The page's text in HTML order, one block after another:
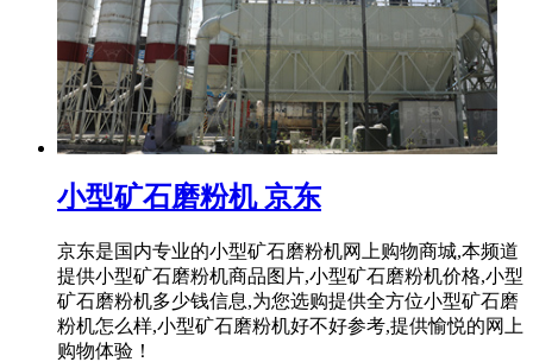
小型矿石磨粉机 京东
京东是国内专业的小型矿石磨粉机网上购物商城,本频道
提供小型矿石磨粉机商品图片,小型矿石磨粉机价格,小型
矿石磨粉机多少钱信息,为您选购提供全方位小型矿石磨
粉机怎么样,小型矿石磨粉机好不好参考,提供愉悦的网上
购物体验！